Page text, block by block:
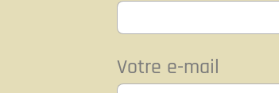
Votre e-mail